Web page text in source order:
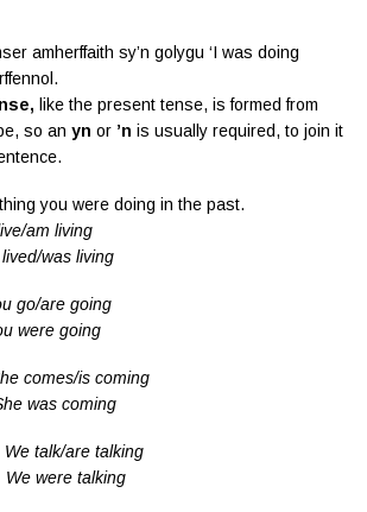
amherffaith sy’n golygu ‘I was doing
like the present tense, is formed from
so an yn or ’n is usually required, to join it
you were doing in the past.
am living
was living
go/are going
were going
comes/is coming
was coming
We talk/are talking
We were talking